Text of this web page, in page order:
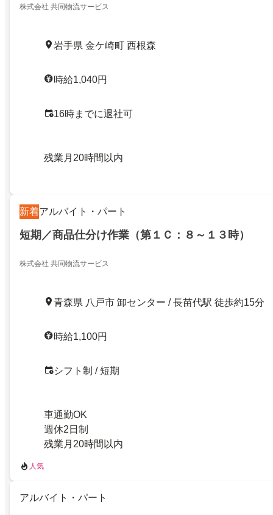
株式会社 共同物流サービス
岩手県 金ケ崎町 西根森
時給1,040円
16時までに退社可
残業月20時間以内
新着アルバイト・パート
短期／商品仕分け作業（第１Ｃ：８～１３時）
株式会社 共同物流サービス
青森県 八戸市 卸センター / 長苗代駅 徒歩約15分
時給1,100円
シフト制 / 短期
車通勤OK
週休2日制
残業月20時間以内
人気
アルバイト・パート